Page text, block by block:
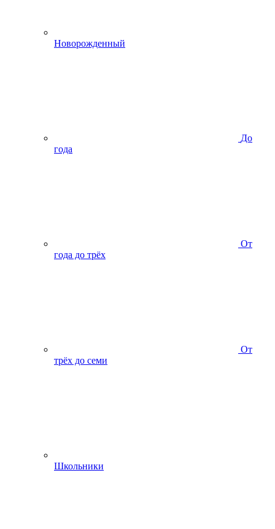
Новорожденный
До
года
От
года до трёх
От
трёх до семи
Школьники